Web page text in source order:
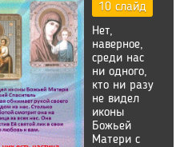
10 слайд
Нет,
наверное,
среди нас
ни одного,
кто ни разу
не видел
иконы
Божьей
Матери с